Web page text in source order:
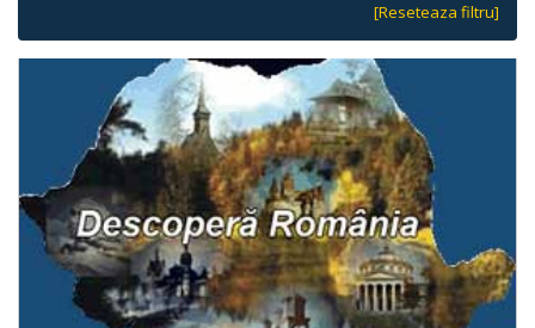
[Reseteaza filtru]